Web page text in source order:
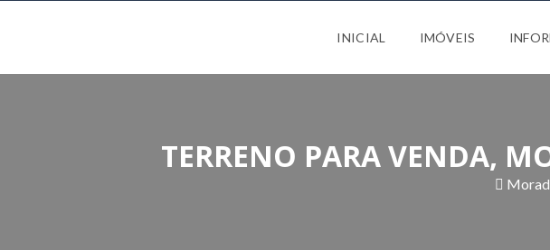
INICIAL IMÓVEIS
TERRENO PARA VENDA,